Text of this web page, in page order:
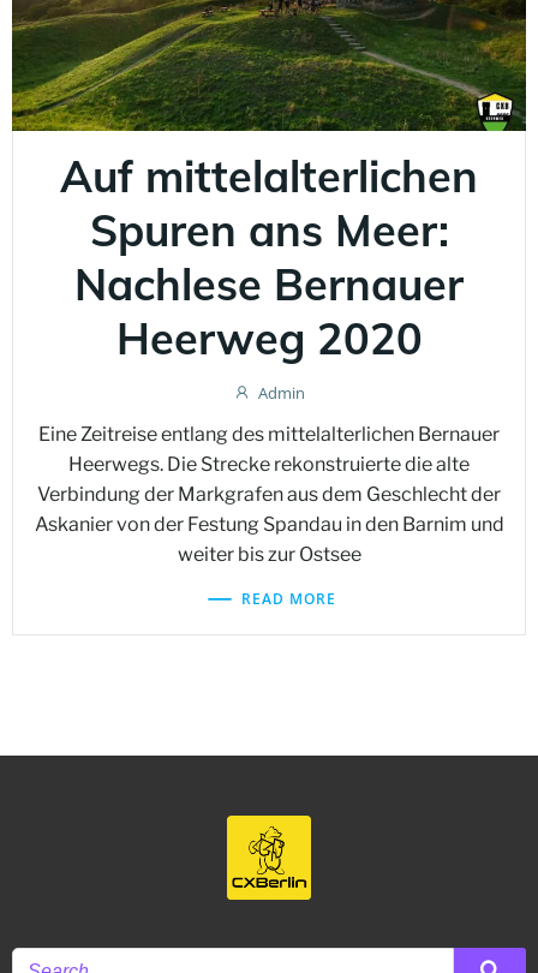
Auf mittelalterlichen
Spuren ans Meer:
Nachlese Bernauer
Heerweg 2020
Admin
Eine Zeitreise entlang des mittelalterlichen Bernauer
Heerwegs. Die Strecke rekonstruierte die alte
Verbindung der Markgrafen aus dem Geschlecht der
Askanier von der Festung Spandau in den Barnim und
weiter bis zur Ostsee
READ MORE